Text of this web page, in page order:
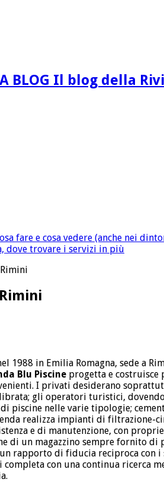
BLOG Il blog della
fare e cosa vedere (anche nei
dove trovare i servizi in più
1988 in Emilia Romagna, sede a
Blu Piscine progetta e costruisce
I privati desiderano
gli operatori turistici,
piscine nelle varie tipologie;
realizza impianti di filtrazione-
e di manutenzione, con
un magazzino sempre fornito di
rapporto di fiducia reciproca
con una continua ricerca